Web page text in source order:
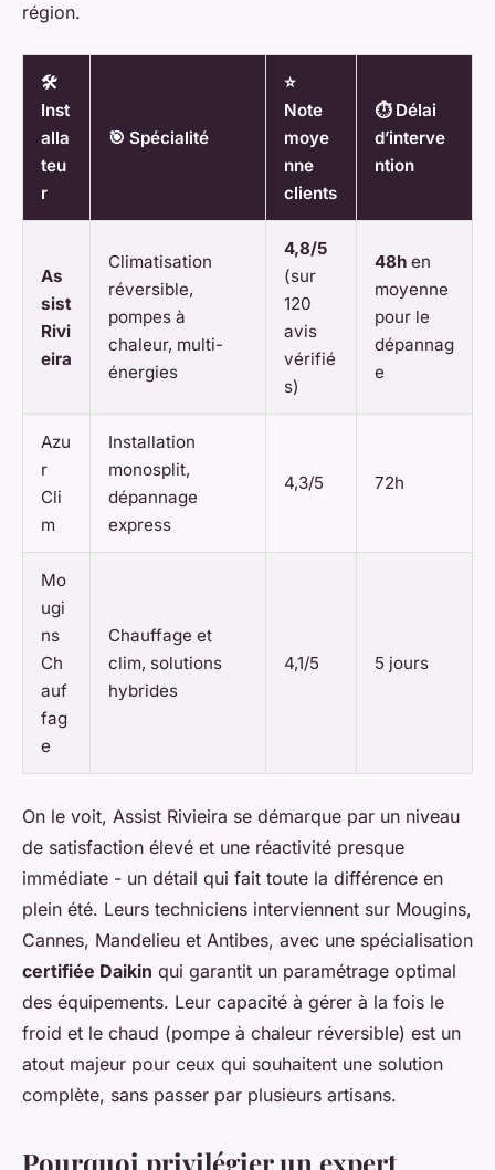
région.
🛠️
Inst
alla
teu
r
🎯 Spécialité
⭐
Note
moye
nne
clients
⏱️ Délai
d’interve
ntion
As
sist
Rivi
eira
Climatisation
réversible,
pompes à
chaleur, multi-
énergies
4,8/5
(sur
120
avis
vérifié
s)
48h en
moyenne
pour le
dépannag
e
Azu
r
Cli
m
Installation
monosplit,
dépannage
express
4,3/5 72h
Mo
ugi
ns
Ch
auf
fag
e
Chauffage et
clim, solutions
hybrides
4,1/5 5 jours
On le voit, Assist Rivieira se démarque par un niveau
de satisfaction élevé et une réactivité presque
immédiate - un détail qui fait toute la différence en
plein été. Leurs techniciens interviennent sur Mougins,
Cannes, Mandelieu et Antibes, avec une spécialisation
certifiée Daikin qui garantit un paramétrage optimal
des équipements. Leur capacité à gérer à la fois le
froid et le chaud (pompe à chaleur réversible) est un
atout majeur pour ceux qui souhaitent une solution
complète, sans passer par plusieurs artisans.
Pourquoi privilégier un expert